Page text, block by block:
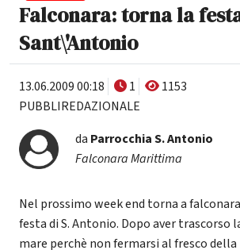
Falconara: torna la
Sant\'Antonio
13.06.2009 00:18 1
1153
PUBBLIREDAZIONALE
da Parrocchia S. Antonio
Falconara Marittima
Nel prossimo week end torna a
festa di S. Antonio. Dopo aver trascorso
mare perchè non fermarsi al fresco